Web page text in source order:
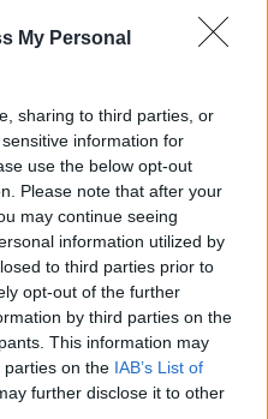
My Personal
sharing to third parties, or
information for
use the below opt-out
Please note that after your
may continue seeing
information utilized by
to third parties prior to
opt-out of the further
by third parties on the
This information may
parties on the IAB’s List of
further disclose it to other
την τιμή των
πρέπει να παραχθούν
για τον Κανονισμό
«Πρέπει να έχουμε
παραγωγής,
για να
τη ζήτηση που θα
την Ευρώπη στα
η πρόκληση και σε αυτό
από συνεταίρους,
και να
μαζί μας και να
στην Ελλάδα».